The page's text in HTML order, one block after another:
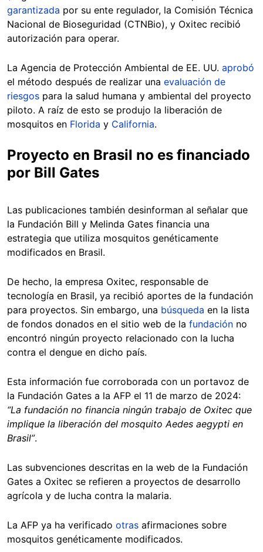
garantizada por su ente regulador, la Comisión Técnica
Nacional de Bioseguridad (CTNBio), y Oxitec recibió
autorización para operar.
La Agencia de Protección Ambiental de EE. UU. aprobó
el método después de realizar una evaluación de
riesgos para la salud humana y ambiental del proyecto
piloto. A raíz de esto se produjo la liberación de
mosquitos en Florida y California.
Proyecto en Brasil no es financiado
por Bill Gates
Las publicaciones también desinforman al señalar que
la Fundación Bill y Melinda Gates financia una
estrategia que utiliza mosquitos genéticamente
modificados en Brasil.
De hecho, la empresa Oxitec, responsable de
tecnología en Brasil, ya recibió aportes de la fundación
para proyectos. Sin embargo, una búsqueda en la lista
de fondos donados en el sitio web de la fundación no
encontró ningún proyecto relacionado con la lucha
contra el dengue en dicho país.
Esta información fue corroborada con un portavoz de
la Fundación Gates a la AFP el 11 de marzo de 2024:
“La fundación no financia ningún trabajo de Oxitec que
implique la liberación del mosquito Aedes aegypti en
Brasil”.
Las subvenciones descritas en la web de la Fundación
Gates a Oxitec se refieren a proyectos de desarrollo
agrícola y de lucha contra la malaria.
La AFP ya ha verificado otras afirmaciones sobre
mosquitos genéticamente modificados.